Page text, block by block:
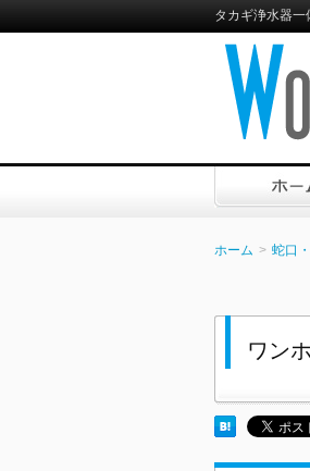
タカギ浄水器一
ホーム 蛇口
ワン